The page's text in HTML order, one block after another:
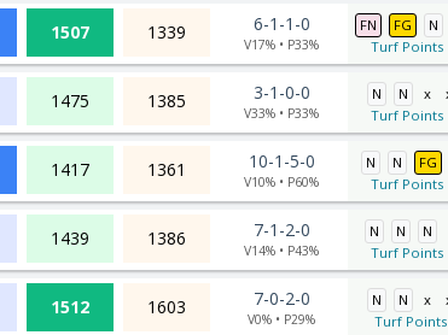
1507 1339 6-1-1-0
V17% • P33%
FN FG
N
Turf Points
1475 1385 3-1-0-0
V33% • P33%
N N x
Turf Points
1417 1361 10-1-5-0
V10% • P60%
N N
FG
Turf Points
1439 1386 7-1-2-0
V14% • P43%
N N
N
Turf Points
1512 1603 7-0-2-0
V0% • P29%
N N x
Turf